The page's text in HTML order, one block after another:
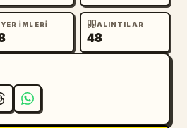
YER IMLERI ALINTILAR
48